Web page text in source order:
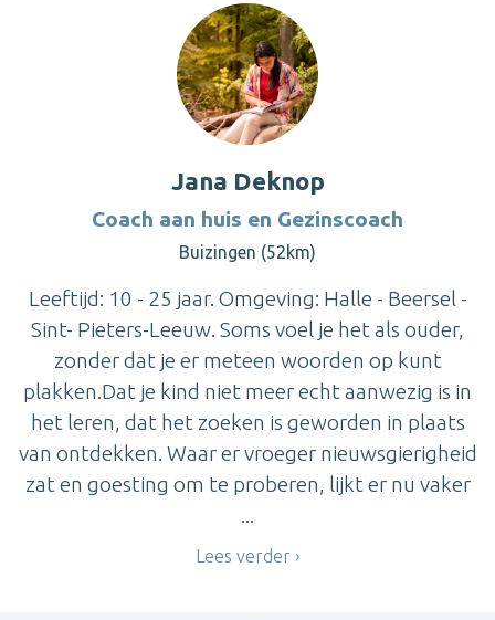
Jana Deknop
Coach aan huis en Gezinscoach
Buizingen (52km)
Leeftijd: 10 - 25 jaar. Omgeving: Halle - Beersel -
Sint- Pieters-Leeuw. Soms voel je het als ouder,
zonder dat je er meteen woorden op kunt
plakken.Dat je kind niet meer echt aanwezig is in
het leren, dat het zoeken is geworden in plaats
van ontdekken. Waar er vroeger nieuwsgierigheid
zat en goesting om te proberen, lijkt er nu vaker
...
Lees verder